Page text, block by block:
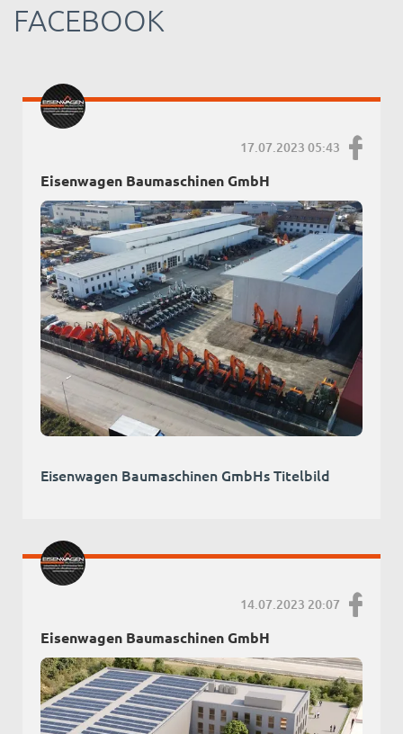
FACEBOOK
17.07.2023 05:43
Eisenwagen Baumaschinen GmbH
Eisenwagen Baumaschinen GmbHs Titelbild
14.07.2023 20:07
Eisenwagen Baumaschinen GmbH